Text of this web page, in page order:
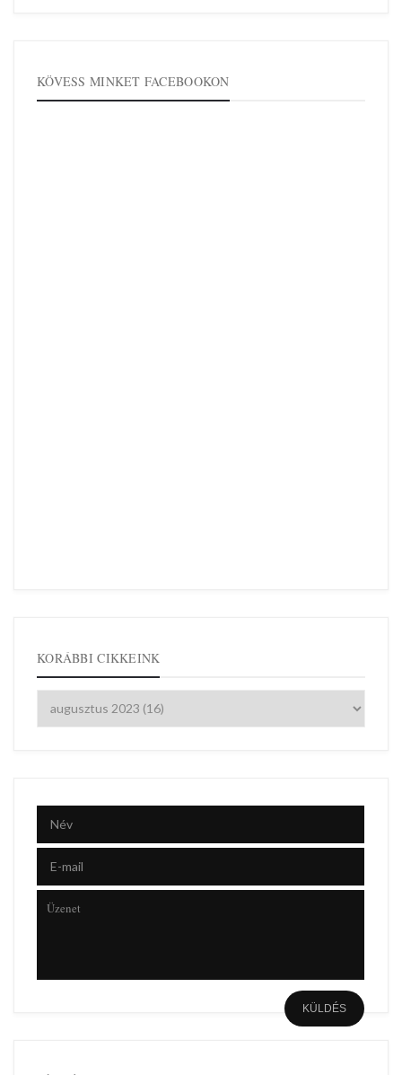
KÖVESS MINKET FACEBOOKON
KORÁBBI CIKKEINK